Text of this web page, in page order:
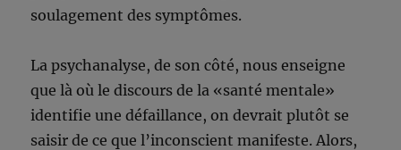
soulagement des symptômes.
La psychanalyse, de son côté, nous enseigne
que là où le discours de la «santé mentale»
identifie une défaillance, on devrait plutôt se
saisir de ce que l’inconscient manifeste. Alors,